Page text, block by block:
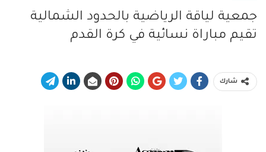
جمعية لياقة الرياضية بالحدود الشمالية
تقيم مباراة نسائية في كرة القدم
شارك